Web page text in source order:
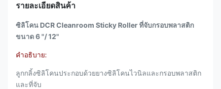
รายละเอียดสินค้า
ซิลิโคน DCR Cleanroom Sticky Roller ที่จับกรอบพลาสติก
ขนาด 6 "/ 12"
คำอธิบาย:
ลูกกลิ้งซิลิโคนประกอบด้วยยางซิลิโคนไวนิลและกรอบพลาสติก
และที่จับ